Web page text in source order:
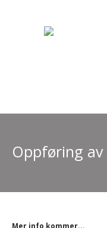
Oppføring
Mer info kommer...